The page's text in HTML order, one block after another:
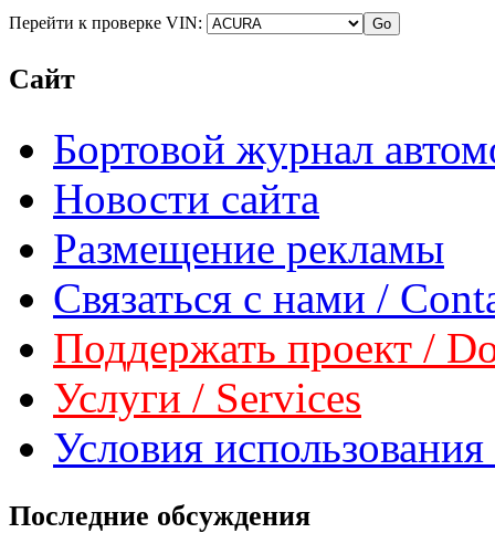
Перейти к проверке VIN:
Сайт
Бортовой журнал
Новости сайта
Размещение рекламы
Связаться с нами /
Поддержать проект /
Услуги / Services
Условия
Последние обсуждения